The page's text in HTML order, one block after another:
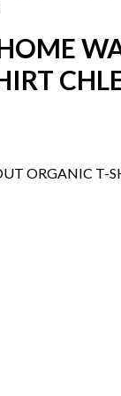
ORGANIC T-